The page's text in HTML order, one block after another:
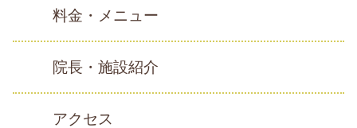
料金・メニュー
院長・施設紹介
アクセス